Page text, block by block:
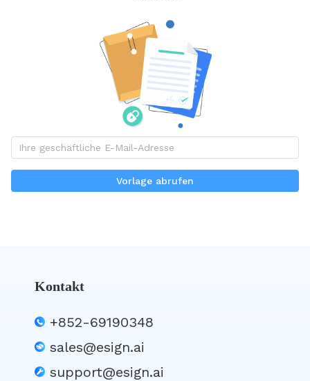
Vorlage abrufen
Kontakt
+852-69190348
sales@esign.ai
support@esign.ai